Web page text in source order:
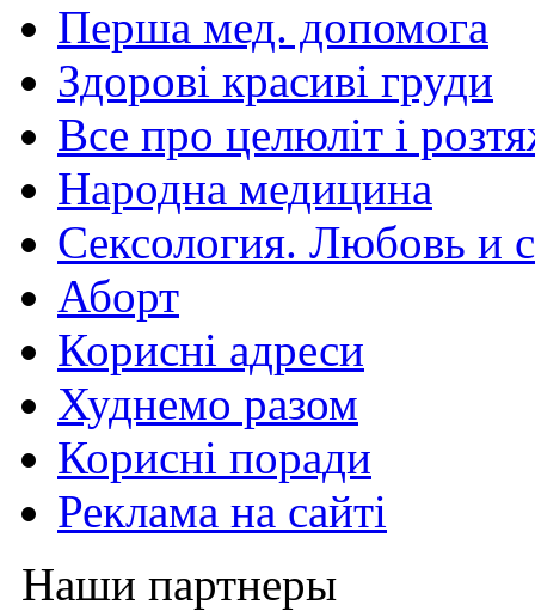
Перша мед. допомога
Здорові красиві груди
Все про целюліт і
Народна медицина
Сексология. Любовь и
Аборт
Корисні адреси
Худнемо разом
Корисні поради
Реклама на сайті
Наши партнеры